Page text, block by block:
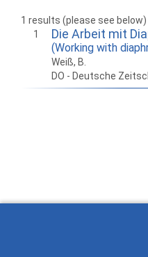
1 results (please see below)
1
Die Arbeit mit
(Working with
Weiß, B.
DO - Deutsche